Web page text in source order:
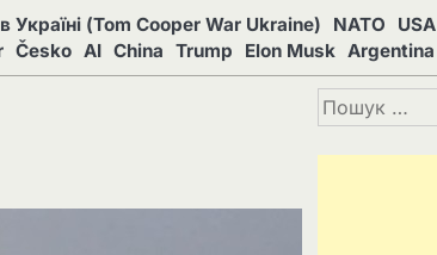
Україні (Tom Cooper War Ukraine) NATO
USA
Česko AI China Trump Elon Musk Argentina
Пошук: